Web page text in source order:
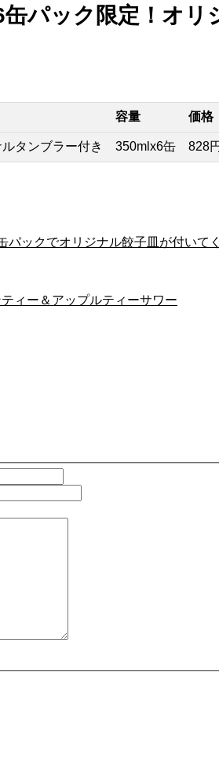
缶パック限定！オ
容量 価格
タンブラー付き 350mlx6缶 828
ックでオリジナル餃子皿が付いて
ィー＆アップルティーサワー